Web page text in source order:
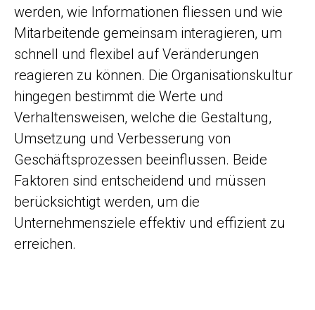
werden, wie Informationen fliessen und wie
Mitarbeitende gemeinsam interagieren, um
schnell und flexibel auf Veränderungen
reagieren zu können. Die Organisationskultur
hingegen bestimmt die Werte und
Verhaltensweisen, welche die Gestaltung,
Umsetzung und Verbesserung von
Geschäfts­prozessen beeinflussen. Beide
Faktoren sind entscheidend und müssen
berücksichtigt werden, um die
Unternehmensziele effektiv und effizient zu
erreichen.